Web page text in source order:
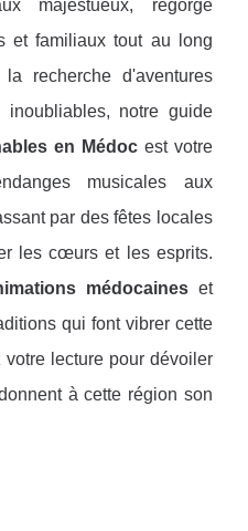
majestueux, regorge
et familiaux tout au long
recherche d'aventures
inoubliables, notre guide
en Médocest votre
musicales aux
par des fêtes locales
les cœurs et les esprits.
médocaineset
qui font vibrer cette
lecture pour dévoiler
à cette région son